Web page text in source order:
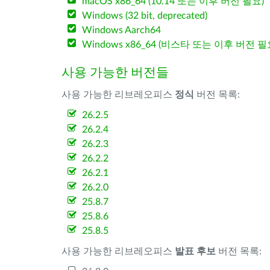
Windows (32 bit, deprecated)
Windows Aarch64
Windows x86_64 (비스타 또는 이후 버전 필
사용 가능한 버전들
사용 가능한 리브레오피스 정식 버전 목록:
26.2.5
26.2.4
26.2.3
26.2.2
26.2.1
26.2.0
25.8.7
25.8.6
25.8.5
사용 가능한 리브레오피스 발표 후보 버전 목록: